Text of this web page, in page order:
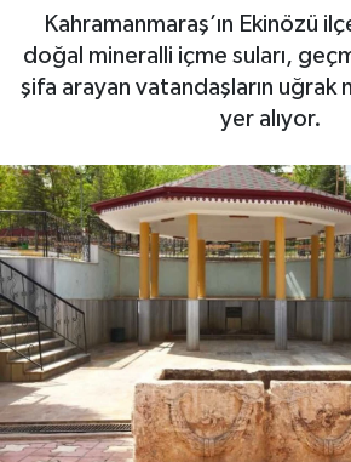
Kahramanmaraş’ın Ekinözü
doğal mineralli içme suları,
şifa arayan vatandaşların uğrak
yer alıyor.
Künye
Son Dakika Haberleri